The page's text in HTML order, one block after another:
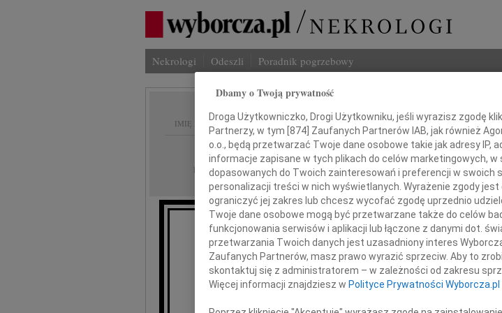
Nekrologi Odeszli Poradnik pogrzebowy
IMIĘ I NAZWISKO:
REGION: Poznań
DATA EMISJI: 14.12.2022
Drogiej Pani doktor
Renacie Moskalewicz
Dbamy o Twoją prywatność
Droga Użytkowniczko, Drogi Użytkowniku, jeśli wyrazisz zgodę
Partnerzy, w tym [874] Zaufanych Partnerów IAB, jak również
o.o., będą przetwarzać Twoje dane osobowe takie jak adresy IP,
informacje zapisane w tych plikach do celów marketingowych,
dopasowanych do Twoich zainteresowań i preferencji w swoich
personalizacji treści w nich wyświetlanych. Wyrażenie zgody
ograniczyć jej zakres lub chcesz wycofać zgodę uprzednio
Twoje dane osobowe mogą być przetwarzane także do celów
funkcjonowania serwisów i aplikacji lub łączone z danymi dot.
przetwarzania Twoich danych jest uzasadniony interes Wyborcza
Zaufanych Partnerów, masz prawo wyrazić sprzeciw. Aby to
skontaktuj się z administratorem – w zależności od zakresu
Więcej informacji znajdziesz w Polityce Prywatności Wyborcza.pl